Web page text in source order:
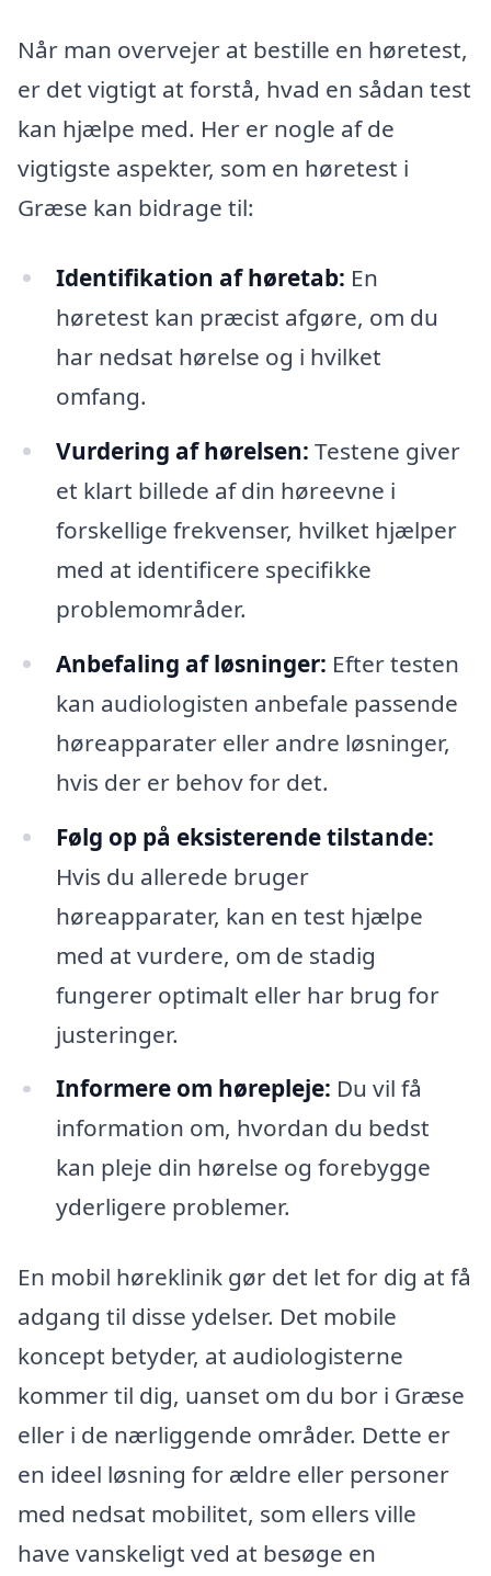
Når man overvejer at bestille en høretest,
er det vigtigt at forstå, hvad en sådan test
kan hjælpe med. Her er nogle af de
vigtigste aspekter, som en høretest i
Græse kan bidrage til:
Identifikation af høretab: En
høretest kan præcist afgøre, om du
har nedsat hørelse og i hvilket
omfang.
Vurdering af hørelsen: Testene giver
et klart billede af din høreevne i
forskellige frekvenser, hvilket hjælper
med at identificere specifikke
problemområder.
Anbefaling af løsninger: Efter testen
kan audiologisten anbefale passende
høreapparater eller andre løsninger,
hvis der er behov for det.
Følg op på eksisterende tilstande:
Hvis du allerede bruger
høreapparater, kan en test hjælpe
med at vurdere, om de stadig
fungerer optimalt eller har brug for
justeringer.
Informere om hørepleje: Du vil få
information om, hvordan du bedst
kan pleje din hørelse og forebygge
yderligere problemer.
En mobil høreklinik gør det let for dig at få
adgang til disse ydelser. Det mobile
koncept betyder, at audiologisterne
kommer til dig, uanset om du bor i Græse
eller i de nærliggende områder. Dette er
en ideel løsning for ældre eller personer
med nedsat mobilitet, som ellers ville
have vanskeligt ved at besøge en